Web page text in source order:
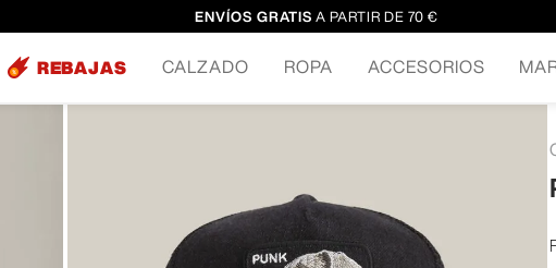
ENVÍOS GRATIS A PARTIR DE 70 €
REBAJAS CALZADO ROPA ACCESORIOS